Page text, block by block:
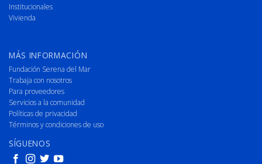
Institucionales
Vivienda
MÁS INFORMACIÓN
Fundación Serena del Mar
Trabaja con nosotros
Para proveedores
Servicios a la comunidad
Políticas de privacidad
Términos y condiciones de uso
SÍGUENOS